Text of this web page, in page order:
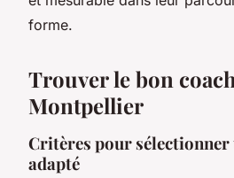
forme.
Trouver le bon
Montpellier
Critères pour
adapté